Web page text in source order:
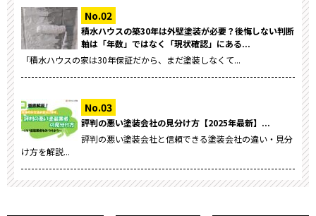
積水ハウスの築30年は外壁塗装が必要？後悔しない判断
軸は「年数」ではなく「現状確認」にある...
「積水ハウスの家は30年保証だから、まだ塗装しなくて...
評判の悪い塗装会社の見分け方【2025年最新】...
評判の悪い塗装会社と信頼できる塗装会社の違い・見分
け方を解説...